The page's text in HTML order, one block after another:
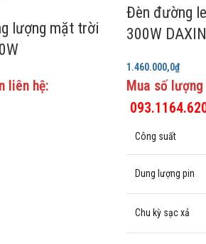
lượng mặt trời
liên hệ:
Đèn đường
300W
1.460.000,0₫
Mua số
Công suất
Dung lượng pin
Chu kỳ sạc xả